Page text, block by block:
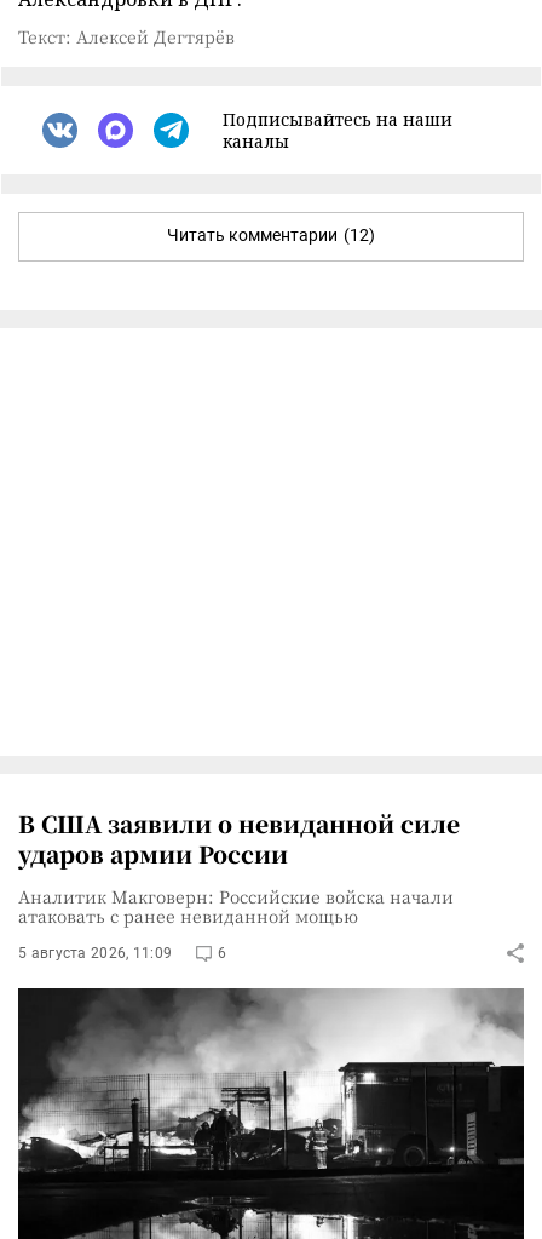
Текст: Алексей Дегтярёв
Подписывайтесь на наши
каналы
Читать комментарии (12)
В США заявили о невиданной силе
ударов армии России
Аналитик Макговерн: Российские войска начали
атаковать с ранее невиданной мощью
5 августа 2026, 11:09 6